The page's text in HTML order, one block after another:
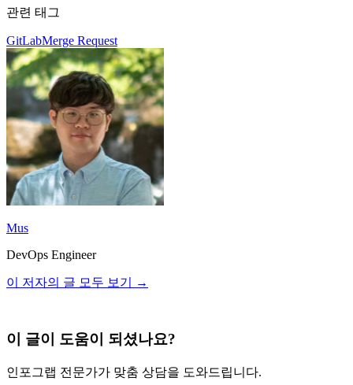
관련 태그
GitLabMerge Request
Mus
DevOps Engineer
이 저자의 글 모두 보기 →
이 글이 도움이 되셨나요?
인포그랩 전문가가 맞춤 상담을 도와드립니다.